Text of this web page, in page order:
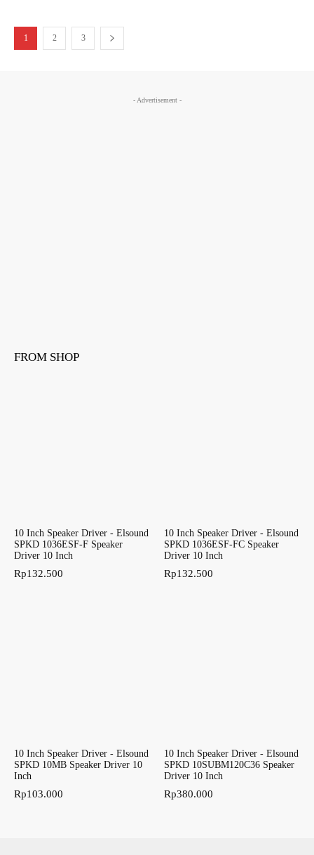
1 2 3
- Advertisement -
FROM SHOP
10 Inch Speaker Driver - Elsound
SPKD 1036ESF-F Speaker
Driver 10 Inch
Rp132.500
10 Inch Speaker Driver - Elsound
SPKD 1036ESF-FC Speaker
Driver 10 Inch
Rp132.500
10 Inch Speaker Driver - Elsound
SPKD 10MB Speaker Driver 10
Inch
Rp103.000
10 Inch Speaker Driver - Elsound
SPKD 10SUBM120C36 Speaker
Driver 10 Inch
Rp380.000